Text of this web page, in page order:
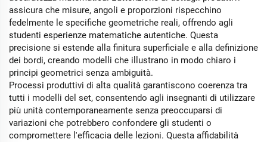
assicura che misure, angoli e proporzioni rispecchino
fedelmente le specifiche geometriche reali, offrendo agli
studenti esperienze matematiche autentiche. Questa
precisione si estende alla finitura superficiale e alla definizione
dei bordi, creando modelli che illustrano in modo chiaro i
principi geometrici senza ambiguità.
Processi produttivi di alta qualità garantiscono coerenza tra
tutti i modelli del set, consentendo agli insegnanti di utilizzare
più unità contemporaneamente senza preoccuparsi di
variazioni che potrebbero confondere gli studenti o
compromettere l'efficacia delle lezioni. Questa affidabilità